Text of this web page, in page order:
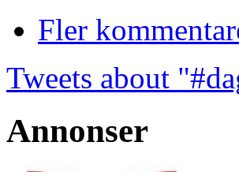
Fler
Tweets about
Annonser